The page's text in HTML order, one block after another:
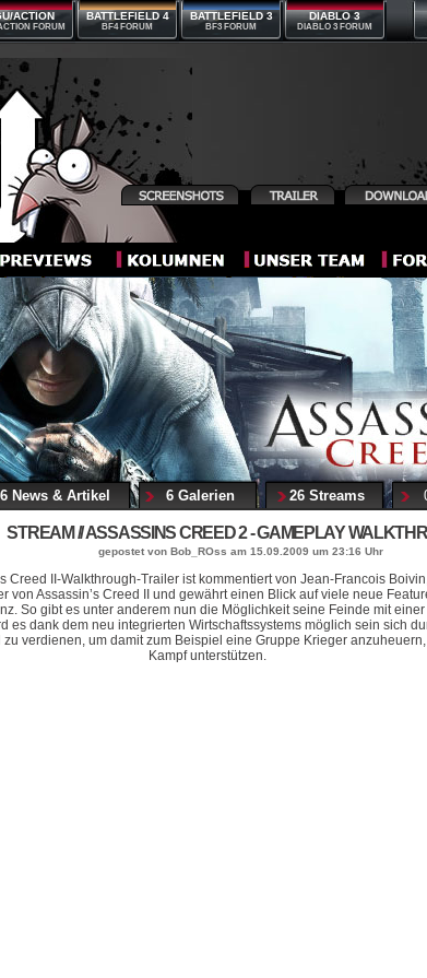
ACTION
FORUM
BATTLEFIELD 4
BF4 FORUM
BATTLEFIELD 3
BF3 FORUM
DIABLO 3
DIABLO 3 FORUM
News & Artikel 6 Galerien 26 Streams
STREAM // ASSASSINS CREED 2 - GAMEPLAY
gepostet von Bob_ROss am 15.09.2009 um 23:16 Uhr
Creed II-Walkthrough-Trailer ist kommentiert von Jean-Francois
von Assassin’s Creed II und gewährt einen Blick auf viele neue
So gibt es unter anderem nun die Möglichkeit seine Feinde mit
es dank dem neu integrierten Wirtschaftssystems möglich sein sich
zu verdienen, um damit zum Beispiel eine Gruppe Krieger
Kampf unterstützen.